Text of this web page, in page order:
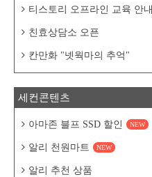
티스토리 오프라인 교육 안내
친효상담소 오픈
칸만화 "넷웍마의 추억"
세컨콘텐츠
아마존 블프 SSD 할인 NEW
알리 천원마트 NEW
알리 추천 상품